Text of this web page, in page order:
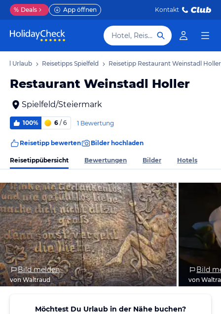
% Deals App öffnen Kontakt
Hotel, Reiseziel
Urlaub Reisetipps Spielfeld Reisetipp Restaurant Weinstadl Holler
Restaurant Weinstadl Holler
Spielfeld/Steiermark
100% 6 / 6 1 Bewertung
Reisetipp bewerten Bilder hochladen
Reisetippübersicht Bewertungen Bilder Hotels
Bild melden
von Waltraud
Bild
von
Möchtest Du Urlaub in der Nähe buchen?